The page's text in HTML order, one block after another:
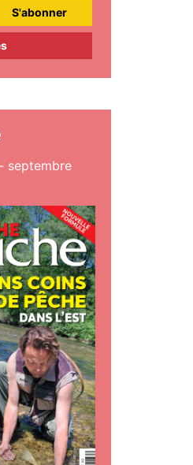
S'abonner
septembre